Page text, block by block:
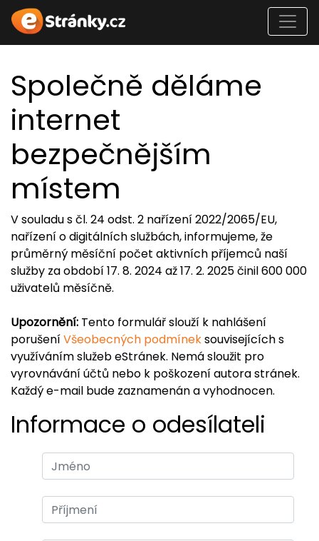
Společně děláme
internet
bezpečnějším
místem
V souladu s čl. 24 odst. 2 nařízení 2022/2065/EU,
nařízení o digitálních službách, informujeme, že
průměrný měsíční počet aktivních příjemců naší
služby za období 17. 8. 2024 až 17. 2. 2025 činil 600 000
uživatelů měsíčně.
Upozornění: Tento formulář slouží k nahlášení
porušeníVšeobecných podmíneksouvisejících s
využíváním služeb eStránek. Nemá sloužit pro
vyrovnávání účtů nebo k poškození autora stránek.
Každý e-mail bude zaznamenán a vyhodnocen.
Informace o odesílateli